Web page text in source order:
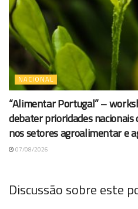
NACIONAL
“Alimentar Portugal” –
debater prioridades nacionais
nos setores agroalimentar e
07/08/2026
Discussão sobre este